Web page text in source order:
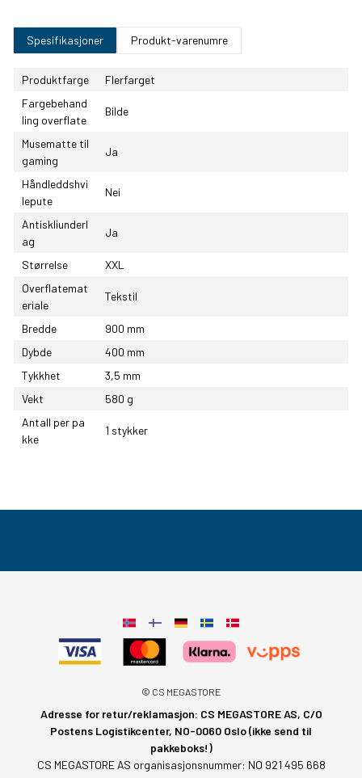
Spesifikasjoner Produkt-varenumre
Produktfarge
Flerfarget
Fargebehand
ling overflate
Bilde
Musematte til
gaming
Ja
Håndleddshvi
lepute
Nei
Antiskliunderl
ag
Ja
Størrelse
XXL
Overflatemat
eriale
Tekstil
Bredde
900 mm
Dybde
400 mm
Tykkhet
3,5 mm
Vekt
580 g
Antall per pa
kke
1 stykker
© CS MEGASTORE
Adresse for retur/reklamasjon: CS MEGASTORE AS, C/O
Postens Logistikcenter, NO-0060 Oslo (ikke send til
pakkeboks!)
CS MEGASTORE AS organisasjonsnummer: NO 921 495 668